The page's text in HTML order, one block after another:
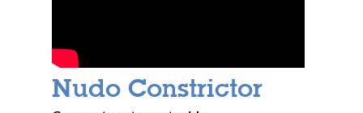
Nudo Constrictor